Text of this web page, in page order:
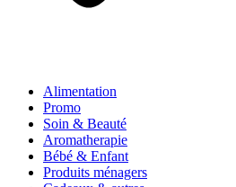
Alimentation
Promo
Soin & Beauté
Aromatherapie
Bébé & Enfant
Produits ménagers